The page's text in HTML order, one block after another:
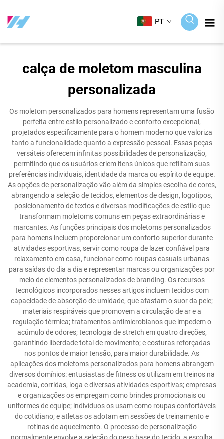
PT
calça de moletom masculina
personalizada
Os moletom personalizados para homens representam uma fusão
perfeita entre estilo personalizado e conforto excepcional,
projetados especificamente para o homem moderno que valoriza
tanto a funcionalidade quanto a expressão pessoal. Essas peças
versáteis oferecem infinitas possibilidades de personalização,
permitindo que os usuários criem itens únicos que reflitam suas
preferências individuais, identidade da marca ou espírito de equipe.
As opções de personalização vão além da simples escolha de cores,
abrangendo a seleção de tecidos, elementos de design, logotipos,
posicionamento de textos e diversas modificações de estilo que
transformam moletoms comuns em peças extraordinárias e
marcantes. As funções principais dos moletoms personalizados
para homens incluem proporcionar um conforto superior durante
atividades esportivas, servir como roupa de lazer confiável para
relaxamento em casa, funcionar como roupas casuais urbanas
para saídas do dia a dia e representar marcas ou organizações por
meio de elementos personalizados de branding. Os recursos
tecnológicos incorporados nesses artigos incluem tecidos com
capacidade de absorção de umidade, que afastam o suor da pele;
materiais respiráveis que promovem a circulação de ar e a
regulação térmica; tratamentos antimicrobianos que impedem o
acúmulo de odores; tecnologia de stretch em quatro direções,
garantindo liberdade total de movimento; e costuras reforçadas
nos pontos de maior tensão, para maior durabilidade. As
aplicações dos moletoms personalizados para homens abrangem
diversos domínios: entusiastas de fitness os utilizam em treinos na
academia, corridas, ioga e diversas atividades esportivas; empresas
e organizações os empregam como brindes promocionais ou
uniformes de equipe; indivíduos os usam como roupas confortáveis
do cotidiano; e atletas os adotam em sessões de treinamento e
rotinas de aquecimento. O processo de personalização